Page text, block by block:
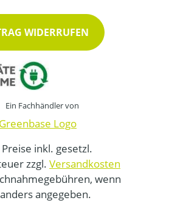
WIDERRUFEN
Ein Fachhändler von
inkl. gesetzl.
zzgl. Versandkosten
wenn
angegeben.